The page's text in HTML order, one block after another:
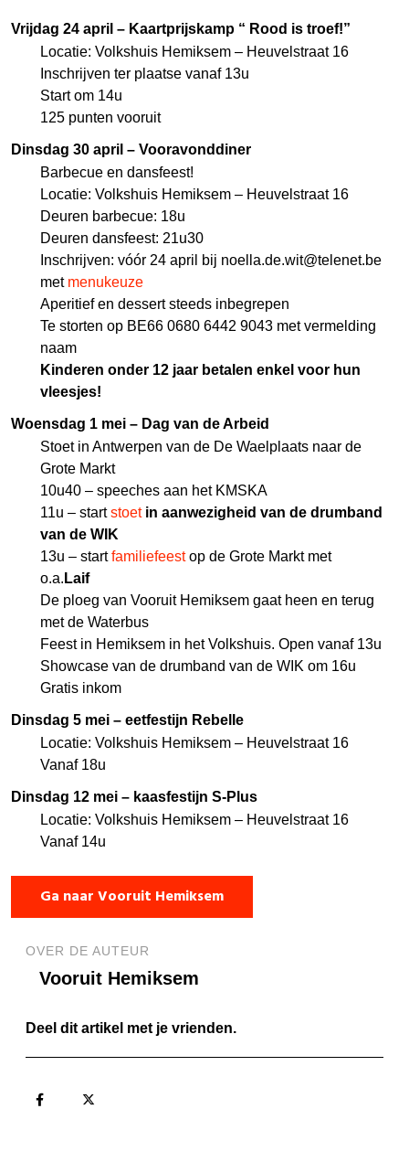
Vrijdag 24 april – Kaartprijskamp “ Rood is troef!”
Locatie: Volkshuis Hemiksem – Heuvelstraat 16
Inschrijven ter plaatse vanaf 13u
Start om 14u
125 punten vooruit
Dinsdag 30 april – Vooravonddiner
Barbecue en dansfeest!
Locatie: Volkshuis Hemiksem – Heuvelstraat 16
Deuren barbecue: 18u
Deuren dansfeest: 21u30
Inschrijven: vóór 24 april bij noella.de.wit@telenet.be
met menukeuze
Aperitief en dessert steeds inbegrepen
Te storten op BE66 0680 6442 9043 met vermelding
naam
Kinderen onder 12 jaar betalen enkel voor hun
vleesjes!
Woensdag 1 mei – Dag van de Arbeid
Stoet in Antwerpen van de De Waelplaats naar de
Grote Markt
10u40 – speeches aan het KMSKA
11u – startstoet in aanwezigheid van de drumband
van de WIK
13u – startfamiliefeestop de Grote Markt met
o.a. Laif
De ploeg van Vooruit Hemiksem gaat heen en terug
met de Waterbus
Feest in Hemiksem in het Volkshuis. Open vanaf 13u
Showcase van de drumband van de WIK om 16u
Gratis inkom
Dinsdag 5 mei – eetfestijn Rebelle
Locatie: Volkshuis Hemiksem – Heuvelstraat 16
Vanaf 18u
Dinsdag 12 mei – kaasfestijn S-Plus
Locatie: Volkshuis Hemiksem – Heuvelstraat 16
Vanaf 14u
Ga naar Vooruit Hemiksem
OVER DE AUTEUR
Vooruit Hemiksem
Deel dit artikel met je vrienden.